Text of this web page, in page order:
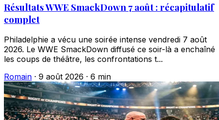
Résultats WWE SmackDown 7 août : récapitulatif
complet
Philadelphie a vécu une soirée intense vendredi 7 août
2026. Le WWE SmackDown diffusé ce soir-là a enchaîné
les coups de théâtre, les confrontations t...
Romain · 9 août 2026 · 6 min